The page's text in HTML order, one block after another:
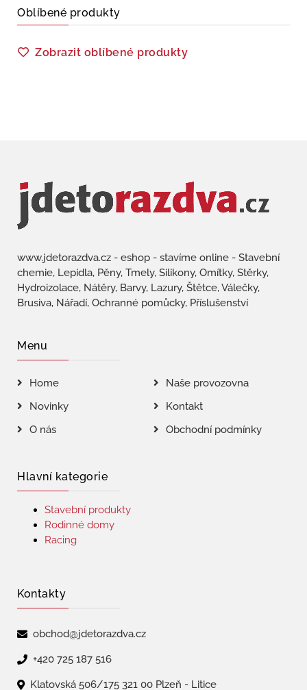
Oblíbené produkty
Zobrazit oblíbené produkty
www.jdetorazdva.cz - eshop - stavíme online - Stavební
chemie, Lepidla, Pěny, Tmely, Silikony, Omítky, Stěrky,
Hydroizolace, Nátěry, Barvy, Lazury, Štětce, Válečky,
Brusiva, Nářadí, Ochranné pomůcky, Příslušenství
Menu
Home
Naše provozovna
Novinky
Kontakt
O nás
Obchodní podmínky
Hlavní kategorie
Stavební produkty
Rodinné domy
Racing
Kontakty
obchod@jdetorazdva.cz
+420 725 187 516
Klatovská 506/175 321 00 Plzeň - Litice